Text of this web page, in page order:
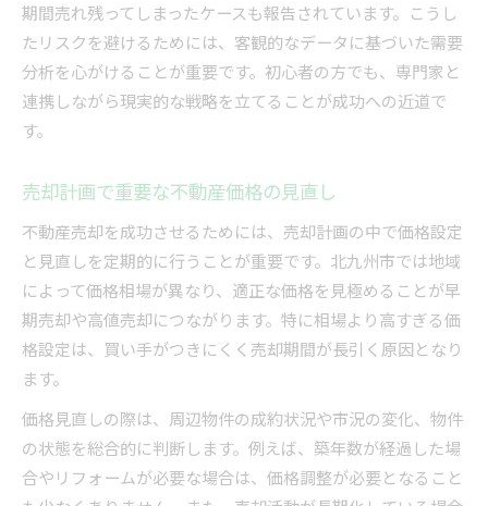
期間売れ残ってしまったケースも報告されています。こうし
たリスクを避けるためには、客観的なデータに基づいた需要
分析を心がけることが重要です。初心者の方でも、専門家と
連携しながら現実的な戦略を立てることが成功への近道で
す。
売却計画で重要な不動産価格の見直し
不動産売却を成功させるためには、売却計画の中で価格設定
と見直しを定期的に行うことが重要です。北九州市では地域
によって価格相場が異なり、適正な価格を見極めることが早
期売却や高値売却につながります。特に相場より高すぎる価
格設定は、買い手がつきにくく売却期間が長引く原因となり
ます。
価格見直しの際は、周辺物件の成約状況や市況の変化、物件
の状態を総合的に判断します。例えば、築年数が経過した場
合やリフォームが必要な場合は、価格調整が必要となること